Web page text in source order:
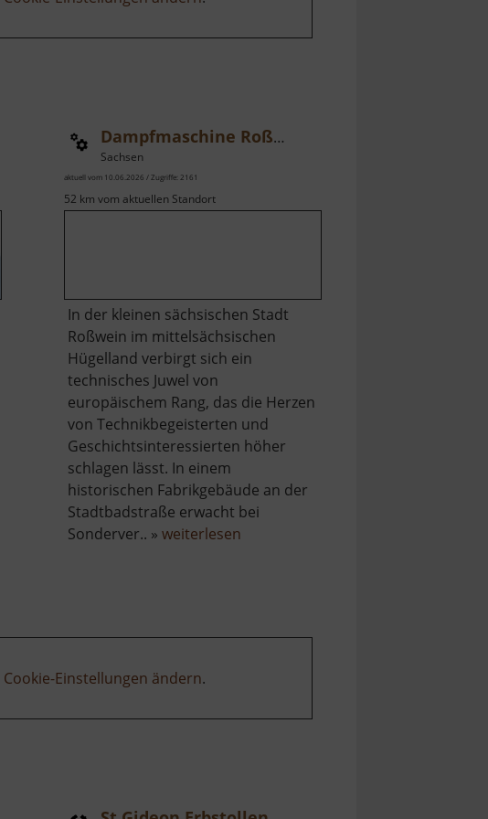
Dampfmaschine Roßwein
Sachsen
aktuell vom 10.06.2026 / Zugriffe: 2161
52 km vom aktuellen Standort
In der kleinen sächsischen Stadt
Roßwein im mittelsächsischen
Hügelland verbirgt sich ein
technisches Juwel von
europäischem Rang, das die Herzen
von Technikbegeisterten und
Geschichtsinteressierten höher
schlagen lässt. In einem
historischen Fabrikgebäude an der
Stadtbadstraße erwacht bei
Sonderver.. » weiterlesenüber
Cookie-Einstellungen ändern.